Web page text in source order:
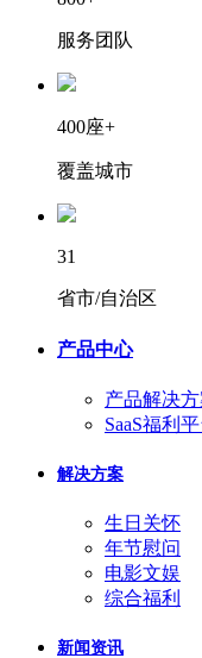
服务团队
400座+
覆盖城市
31
省市/自治区
产品中心
产品解决
SaaS福利
解决方案
生日关怀
年节慰问
电影文娱
综合福利
新闻资讯